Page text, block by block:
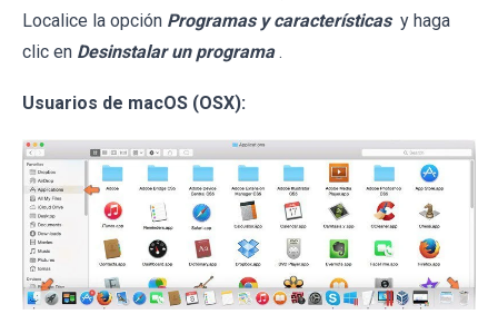
Localice la opción Programas y características y haga
clic en Desinstalar un programa .
Usuarios de macOS (OSX):